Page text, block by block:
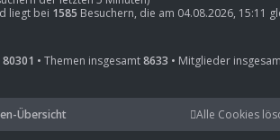
liegt bei 1585 Besuchern, die am 04.08.2026, 15:11
80301 • Themen insgesamt8633 • Mitglieder
Übersicht Alle Cookies